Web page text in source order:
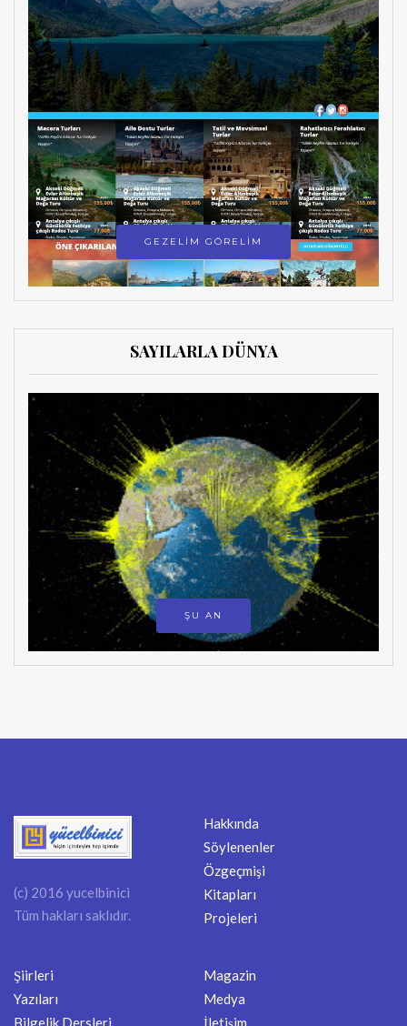
GEZELİM GÖRELİM
SAYILARLA DÜNYA
ŞU AN
(c) 2016 yucelbinici
Tüm hakları saklıdır.
Hakkında
Söylenenler
Özgeçmişi
Kitapları
Projeleri
Şiirleri
Yazıları
Bilgelik Dersleri
Magazin
Medya
İletişim